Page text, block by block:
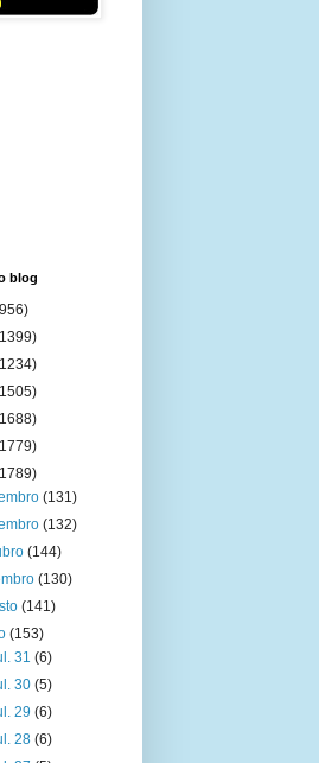
blog
(131)
(132)
(144)
(130)
(141)
(153)
31 (6)
30 (5)
29 (6)
28 (6)